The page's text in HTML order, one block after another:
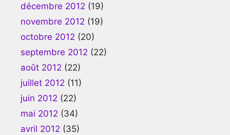
décembre 2012 (19)
novembre 2012 (19)
octobre 2012 (20)
septembre 2012 (22)
août 2012 (22)
juillet 2012 (11)
juin 2012 (22)
mai 2012 (34)
avril 2012 (35)